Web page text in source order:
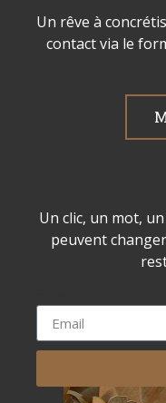
Un rêve à
contact via le
Un clic, un mot,
peuvent